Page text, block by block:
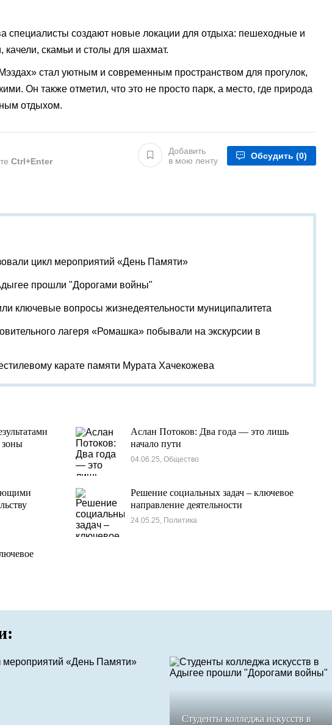
специалисты создают новые локации для отдыха: пешеходные и
качели, скамьи и столы для шахмат.
стал уютным и современным пространством для прогулок,
Он также отметил, что это не просто парк, а место, где природа
отдыхом.
Ctrl+Enter
Добавить
в мою ленту
Обсудить (0)
цикл мероприятий «День Памяти»
прошли "Дорогами войны"
ключевые вопросы жизнедеятельности муниципалитета
лагеря «Ромашка» побывали на экскурсии в
карате памяти Мурата Хачекожева
зоны
Аслан Потоков: Два года — это лишь
начало пути
04.06.25, Общество
Решение социальных задач – ключевое
направление деятельности
24.05.25, Политика
Студенты колледжа искусств в